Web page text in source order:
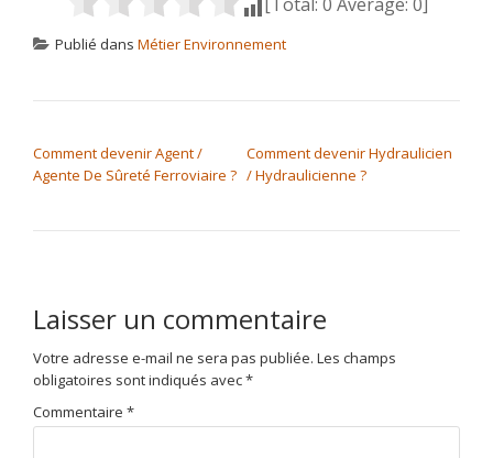
Publié dans Métier Environnement
Comment devenir Agent /
Agente De Sûreté Ferroviaire ?
Comment devenir Hydraulicien
/ Hydraulicienne ?
Laisser un commentaire
Votre adresse e-mail ne sera pas publiée. Les champs
obligatoires sont indiqués avec*
Commentaire *